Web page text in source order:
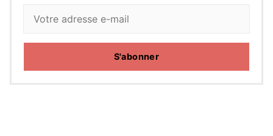
S'abonner